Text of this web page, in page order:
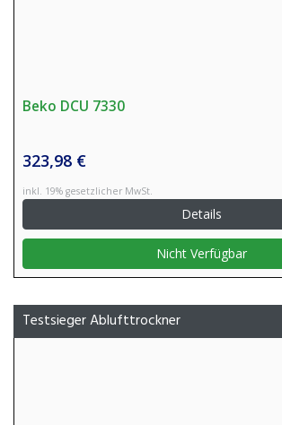
Beko DCU 7330
323,98 €
inkl. 19% gesetzlicher MwSt.
Details
Nicht Verfügbar
Testsieger Ablufttrockner